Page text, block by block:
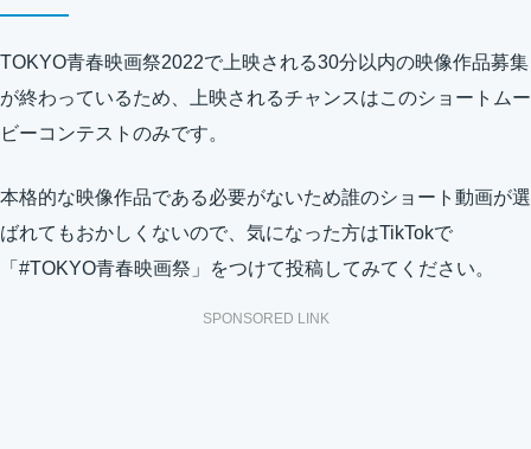
TOKYO青春映画祭2022で上映される30分以内の映像作品募集
が終わっているため、上映されるチャンスはこのショートムー
ビーコンテストのみです。
本格的な映像作品である必要がないため誰のショート動画が選
ばれてもおかしくないので、気になった方はTikTokで
「#TOKYO青春映画祭」をつけて投稿してみてください。
SPONSORED LINK